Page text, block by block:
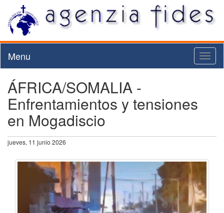
Menu
ÁFRICA/SOMALIA -
Enfrentamientos y tensiones
en Mogadiscio
jueves, 11 junio 2026